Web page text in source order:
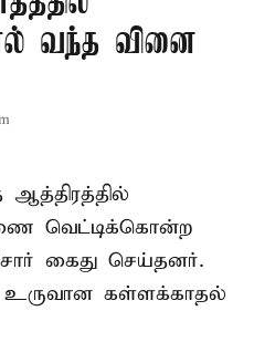
வந்த வினை
வெட்டிக்கொன்ற
கைது செய்தனர்.
உருவான கள்ளக்காதல்